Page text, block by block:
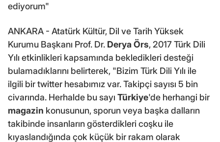
ediyorum"
ANKARA - Atatürk Kültür, Dil ve Tarih Yüksek
Kurumu Başkanı Prof. Dr. Derya Örs, 2017 Türk Dili
Yılı etkinlikleri kapsamında bekledikleri desteği
bulamadıklarını belirterek, "Bizim Türk Dili Yılı ile
ilgili bir twitter hesabımız var. Takipçi sayısı 5 bin
civarında. Herhalde bu sayı Türkiye'de herhangi bir
magazin konusunun, sporun veya başka dalların
takibinde insanların gösterdikleri coşku ile
kıyaslandığında çok küçük bir rakam olarak